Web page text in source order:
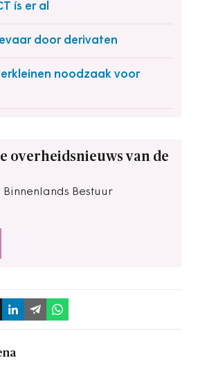
ís er al
door derivaten
noodzaak voor
overheidsnieuws van de
Bestuur